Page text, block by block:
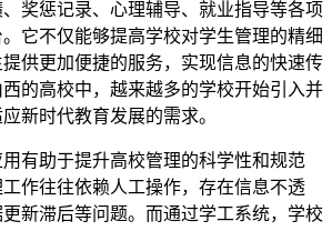
奖惩记录、心理辅导、就业指导等各项
它不仅能够提高学校对学生管理的精细
供更加便捷的服务，实现信息的快速传
的高校中，越来越多的学校开始引入并
新时代教育发展的需求。
有助于提升高校管理的科学性和规范
作往往依赖人工操作，存在信息不透
新滞后等问题。而通过学工系统，学校